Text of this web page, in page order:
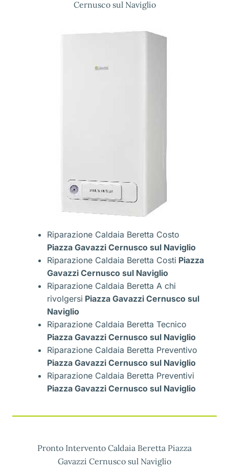
Cernusco sul Naviglio
Riparazione Caldaia Beretta Costo
Piazza Gavazzi Cernusco sul Naviglio
Riparazione Caldaia Beretta Costi Piazza
Gavazzi Cernusco sul Naviglio
Riparazione Caldaia Beretta A chi
rivolgersi Piazza Gavazzi Cernusco sul
Naviglio
Riparazione Caldaia Beretta Tecnico
Piazza Gavazzi Cernusco sul Naviglio
Riparazione Caldaia Beretta Preventivo
Piazza Gavazzi Cernusco sul Naviglio
Riparazione Caldaia Beretta Preventivi
Piazza Gavazzi Cernusco sul Naviglio
Pronto Intervento Caldaia Beretta Piazza
Gavazzi Cernusco sul Naviglio